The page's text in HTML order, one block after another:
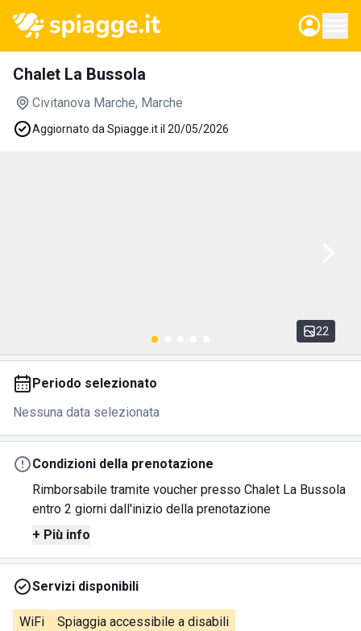
Chalet La Bussola
Civitanova Marche, Marche
Aggiornato da Spiagge.it il 20/05/2026
22
Periodo selezionato
Nessuna data selezionata
Condizioni della prenotazione
Rimborsabile tramite voucher presso Chalet La Bussola
entro 2 giorni dall'inizio della prenotazione
+ Più info
Servizi disponibili
WiFi Spiaggia accessibile a disabili